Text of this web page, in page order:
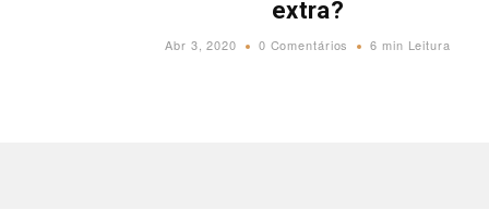
extra?
Abr 3, 2020 0 Comentários 6 min Leitura